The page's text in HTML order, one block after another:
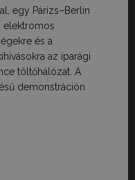
egy Párizs–Berlin
elektromos
és a
az iparági
töltőhálózat. A
demonstráción